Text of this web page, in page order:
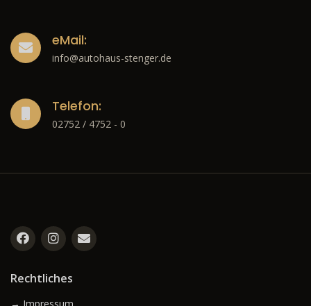
eMail:
info@autohaus-stenger.de
Telefon:
02752 / 4752 - 0
Rechtliches